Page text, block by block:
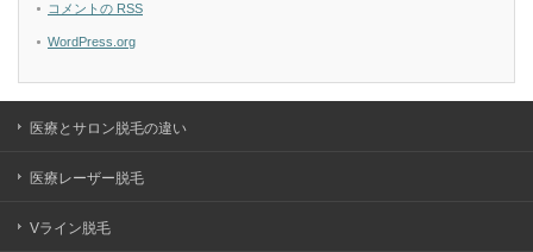
コメントの RSS
WordPress.org
医療とサロン脱毛の違い
医療レーザー脱毛
Vライン脱毛